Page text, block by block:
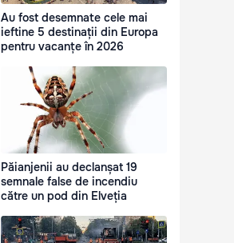
Au fost desemnate cele mai
ieftine 5 destinații din Europa
pentru vacanțe în 2026
Păianjenii au declanșat 19
semnale false de incendiu
către un pod din Elveția